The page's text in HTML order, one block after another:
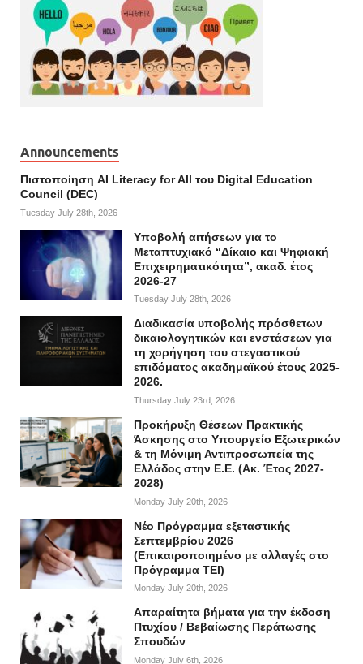
Announcements
Πιστοποίηση AI Literacy for All του Digital Education
Council (DEC)
Tuesday July 28th, 2026
Υποβολή αιτήσεων για το
Μεταπτυχιακό “Δίκαιο και Ψηφιακή
Επιχειρηματικότητα”, ακαδ. έτος
2026-27
Tuesday July 28th, 2026
Διαδικασία υποβολής πρόσθετων
δικαιολογητικών και ενστάσεων για
τη χορήγηση του στεγαστικού
επιδόματος ακαδημαϊκού έτους 2025-
2026.
Thursday July 23rd, 2026
Προκήρυξη Θέσεων Πρακτικής
Άσκησης στο Υπουργείο Εξωτερικών
& τη Μόνιμη Αντιπροσωπεία της
Ελλάδος στην Ε.Ε. (Ακ. Έτος 2027-
2028)
Monday July 20th, 2026
Νέο Πρόγραμμα εξεταστικής
Σεπτεμβρίου 2026
(Επικαιροποιημένο με αλλαγές στο
Πρόγραμμα ΤΕΙ)
Monday July 20th, 2026
Απαραίτητα βήματα για την έκδοση
Πτυχίου / Βεβαίωσης Περάτωσης
Σπουδών
Monday July 6th, 2026